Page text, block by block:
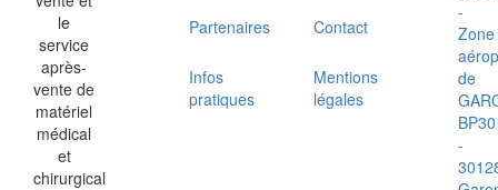
le
service
après-
vente de
matériel
médical
et
chirurgical
Partenaires
Infos
pratiques
Contact
Mentions
légales
-
Zone
de
BP30
-